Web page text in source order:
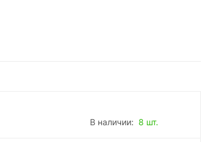
В наличии: 8 шт.